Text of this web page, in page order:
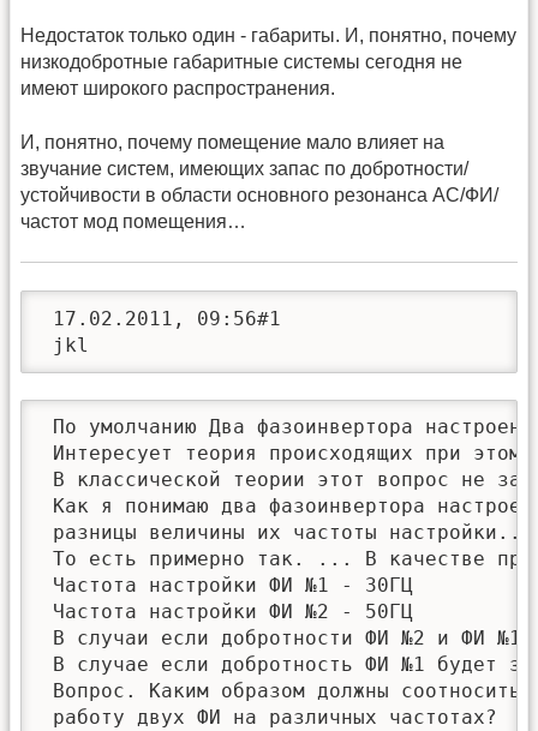
Недостаток только один - габариты. И, понятно, почему
низкодобротные габаритные системы сегодня не
имеют широкого распространения.
И, понятно, почему помещение мало влияет на
звучание систем, имеющих запас по добротности/
устойчивости в области основного резонанса АС/ФИ/
частот мод помещения…
17.02.2011, 09:56#1
jkl
По умолчанию Два фазоинвертора
Интересует теория происходящих при этом
В классической теории этот вопрос не
Как я понимаю два фазоинвертора
разницы величины их частоты настройки..
То есть примерно так. ... В качестве
Частота настройки ФИ №1 - 30ГЦ
Частота настройки ФИ №2 - 50ГЦ
В случаи если добротности ФИ №2 и ФИ
В случае если добротность ФИ №1 будет
Вопрос. Каким образом должны
работу двух ФИ на различных частотах?